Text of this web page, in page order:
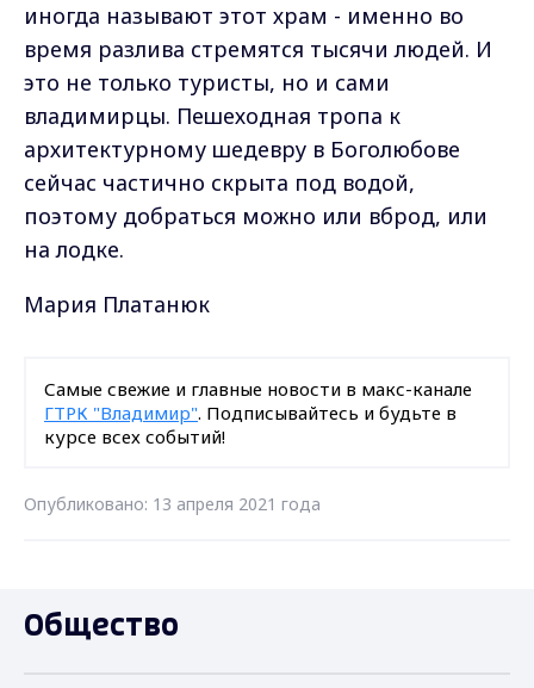
иногда называют этот храм - именно во
время разлива стремятся тысячи людей. И
это не только туристы, но и сами
владимирцы. Пешеходная тропа к
архитектурному шедевру в Боголюбове
сейчас частично скрыта под водой,
поэтому добраться можно или вброд, или
на лодке.
Мария Платанюк
Самые свежие и главные новости в макс-канале
ГТРК "Владимир". Подписывайтесь и будьте в
курсе всех событий!
Опубликовано: 13 апреля 2021 года
Общество